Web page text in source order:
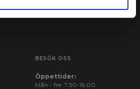
BESÖK OSS
Öppettider:
Mån - fre: 7.30-16.00